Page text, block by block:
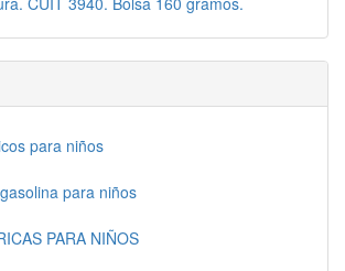
para niños
para niños
PARA NIÑOS